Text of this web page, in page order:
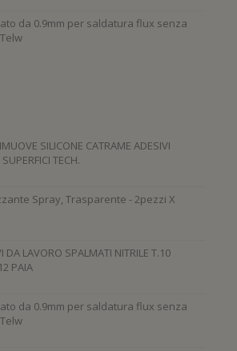
da 0.9mm per saldatura flux senza
SILICONE CATRAME ADESIVI
TECH.
Spray, Trasparente - 2pezzi X
DA LAVORO SPALMATI NITRILE T.10
PAIA
da 0.9mm per saldatura flux senza